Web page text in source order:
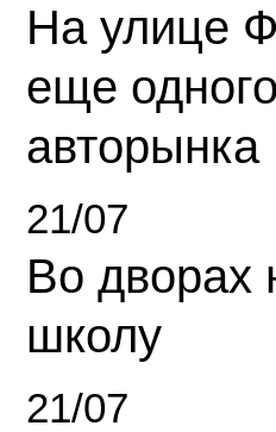
На улице
еще
авторынка
21/07
Во дворах
школу
21/07